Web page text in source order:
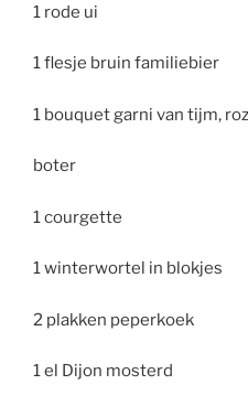
1 rode ui
1 flesje bruin familiebier
1 bouquet garni van tijm,
boter
1 courgette
1 winterwortel in blokjes
2 plakken peperkoek
1 el Dijon mosterd